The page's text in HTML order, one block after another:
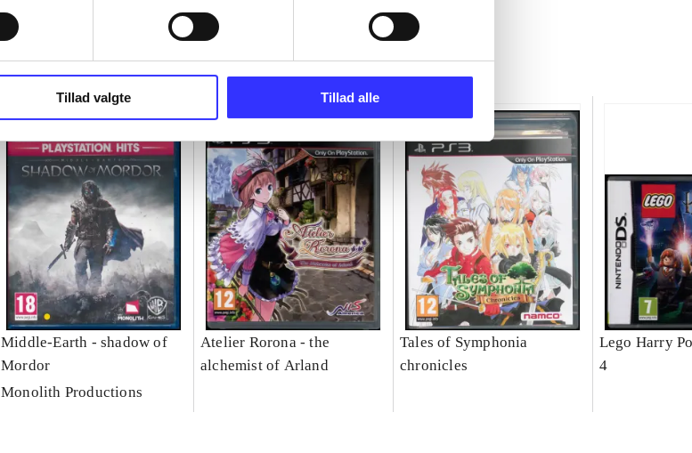
Tillad valgte Tillad alle
Middle-Earth - shadow of
Mordor
Monolith Productions
Atelier Rorona - the
alchemist of Arland
Tales of Symphonia
chronicles
Lego Harry
4